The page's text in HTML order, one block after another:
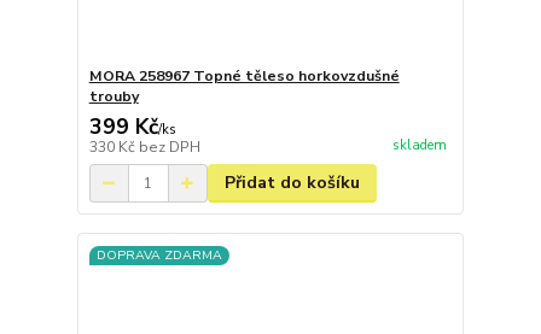
MORA 258967 Topné těleso horkovzdušné
trouby
399 Kč/ks
330 Kč bez DPH skladem
Přidat do košíku
DOPRAVA ZDARMA